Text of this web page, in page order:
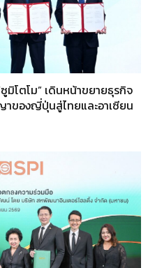
โตโม” เดินหน้าขยายธุรกิจ
ของญี่ปุ่นสู่ไทยและอาเซียน